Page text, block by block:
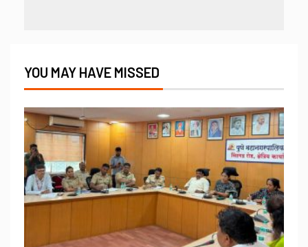
YOU MAY HAVE MISSED